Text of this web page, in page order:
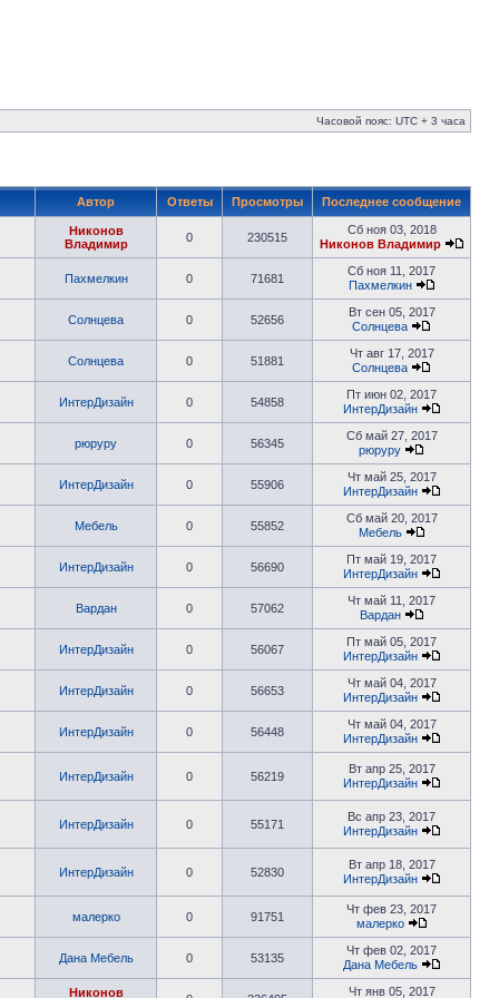
Часовой пояс: UTC + 3 часа
Автор Ответы Просмотры Последнее сообщение
Никонов
Владимир
0 230515
Сб ноя 03, 2018
Никонов Владимир
Пахмелкин 0 71681
Сб ноя 11, 2017
Пахмелкин
Солнцева 0 52656
Вт сен 05, 2017
Солнцева
Солнцева 0 51881
Чт авг 17, 2017
Солнцева
ИнтерДизайн 0 54858
Пт июн 02, 2017
ИнтерДизайн
рюруру 0 56345
Сб май 27, 2017
рюруру
ИнтерДизайн 0 55906
Чт май 25, 2017
ИнтерДизайн
Мебель 0 55852
Сб май 20, 2017
Мебель
ИнтерДизайн 0 56690
Пт май 19, 2017
ИнтерДизайн
Вардан 0 57062
Чт май 11, 2017
Вардан
ИнтерДизайн 0 56067
Пт май 05, 2017
ИнтерДизайн
ИнтерДизайн 0 56653
Чт май 04, 2017
ИнтерДизайн
ИнтерДизайн 0 56448
Чт май 04, 2017
ИнтерДизайн
ИнтерДизайн 0 56219
Вт апр 25, 2017
ИнтерДизайн
ИнтерДизайн 0 55171
Вс апр 23, 2017
ИнтерДизайн
ИнтерДизайн 0 52830
Вт апр 18, 2017
ИнтерДизайн
малерко 0 91751
Чт фев 23, 2017
малерко
Дана Мебель 0 53135
Чт фев 02, 2017
Дана Мебель
Никонов Чт янв 05, 2017